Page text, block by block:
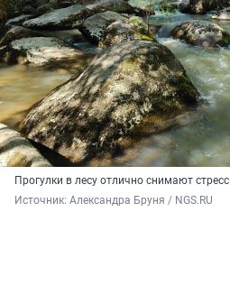
Прогулки в лесу отлично снимают стресс
Источник: Александра Бруня / NGS.RU